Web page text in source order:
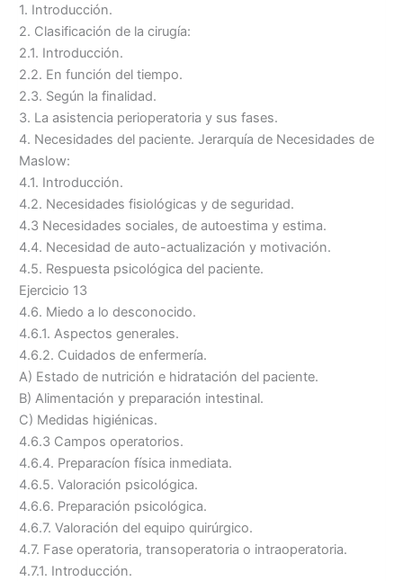
1. Introducción.
2. Clasificación de la cirugía:
2.1. Introducción.
2.2. En función del tiempo.
2.3. Según la finalidad.
3. La asistencia perioperatoria y sus fases.
4. Necesidades del paciente. Jerarquía de Necesidades de
Maslow:
4.1. Introducción.
4.2. Necesidades fisiológicas y de seguridad.
4.3 Necesidades sociales, de autoestima y estima.
4.4. Necesidad de auto-actualización y motivación.
4.5. Respuesta psicológica del paciente.
Ejercicio 13
4.6. Miedo a lo desconocido.
4.6.1. Aspectos generales.
4.6.2. Cuidados de enfermería.
A) Estado de nutrición e hidratación del paciente.
B) Alimentación y preparación intestinal.
C) Medidas higiénicas.
4.6.3 Campos operatorios.
4.6.4. Preparacíon física inmediata.
4.6.5. Valoración psicológica.
4.6.6. Preparación psicológica.
4.6.7. Valoración del equipo quirúrgico.
4.7. Fase operatoria, transoperatoria o intraoperatoria.
4.7.1. Introducción.